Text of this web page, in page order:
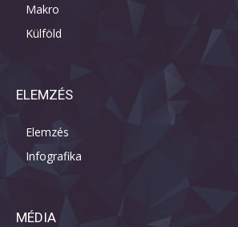
Makro
Külföld
ELEMZÉS
Elemzés
Infografika
MÉDIA